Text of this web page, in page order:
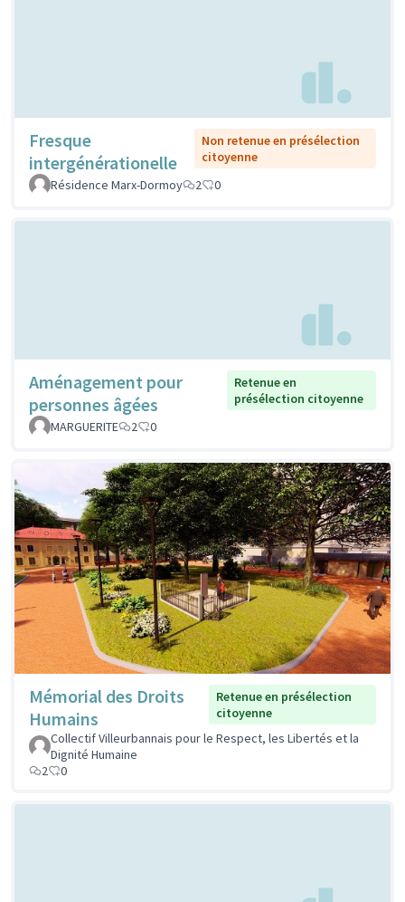
Fresque
intergénérationelle
Non retenue en présélection
citoyenne
Résidence Marx-Dormoy
2 0
Aménagement pour
personnes âgées
Retenue en
présélection citoyenne
MARGUERITE
2 0
Mémorial des Droits
Humains
Retenue en présélection
citoyenne
Collectif Villeurbannais pour le Respect, les Libertés et la
Dignité Humaine
2
0